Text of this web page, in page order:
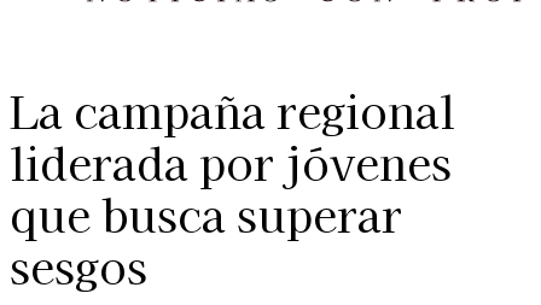
La campaña regional
liderada por jóvenes
que busca superar
sesgos